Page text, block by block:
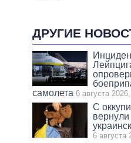
ДРУГИЕ
самолета 6 августа
С
6 августа